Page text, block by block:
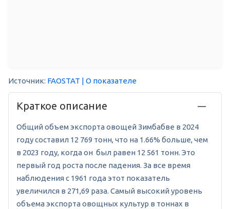
Источник: FAOSTAT | О показателе
Краткое описание
Общий объем экспорта овощей Зимбабве в 2024
году составил 12 769 тонн, что на 1.66% больше, чем
в 2023 году, когда он был равен 12 561 тонн. Это
первый год роста после падения. За все время
наблюдения с 1961 года этот показатель
увеличился в 271,69 раза. Самый высокий уровень
объема экспорта овощных культур в тоннах в